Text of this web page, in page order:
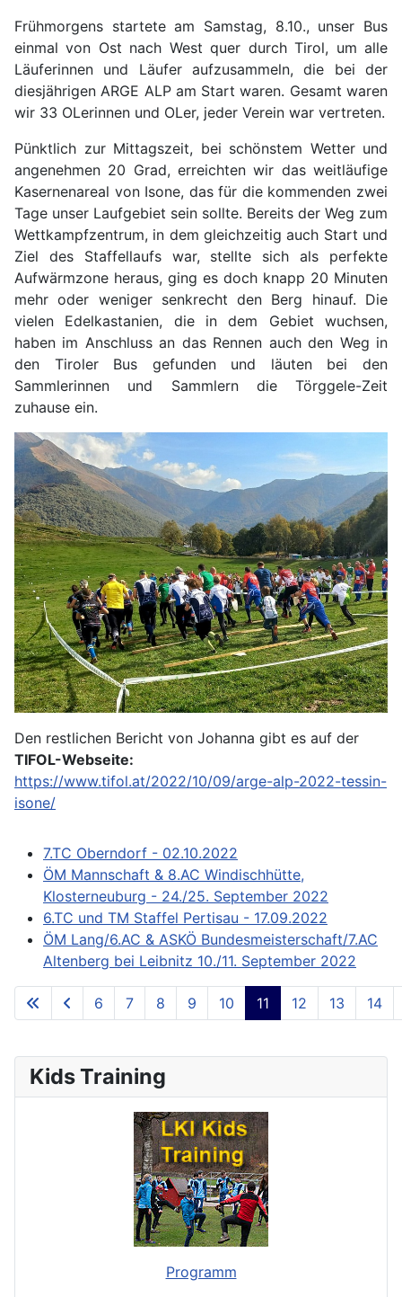
Frühmorgens startete am Samstag, 8.10., unser Bus
einmal von Ost nach West quer durch Tirol, um alle
Läuferinnen und Läufer aufzusammeln, die bei der
diesjährigen ARGE ALP am Start waren. Gesamt waren
wir 33 OLerinnen und OLer, jeder Verein war vertreten.
Pünktlich zur Mittagszeit, bei schönstem Wetter und
angenehmen 20 Grad, erreichten wir das weitläufige
Kasernenareal von Isone, das für die kommenden zwei
Tage unser Laufgebiet sein sollte. Bereits der Weg zum
Wettkampfzentrum, in dem gleichzeitig auch Start und
Ziel des Staffellaufs war, stellte sich als perfekte
Aufwärmzone heraus, ging es doch knapp 20 Minuten
mehr oder weniger senkrecht den Berg hinauf. Die
vielen Edelkastanien, die in dem Gebiet wuchsen,
haben im Anschluss an das Rennen auch den Weg in
den Tiroler Bus gefunden und läuten bei den
Sammlerinnen und Sammlern die Törggele-Zeit
zuhause ein.
Den restlichen Bericht von Johanna gibt es auf der
TIFOL-Webseite:
https://www.tifol.at/2022/10/09/arge-alp-2022-tessin-
isone/
7.TC Oberndorf - 02.10.2022
ÖM Mannschaft & 8.AC Windischhütte,
Klosterneuburg - 24./25. September 2022
6.TC und TM Staffel Pertisau - 17.09.2022
ÖM Lang/6.AC & ASKÖ Bundesmeisterschaft/7.AC
Altenberg bei Leibnitz 10./11. September 2022
**Page 11 of 73**
6 7 8 9 10 11 12 13 14
Kids Training
Programm